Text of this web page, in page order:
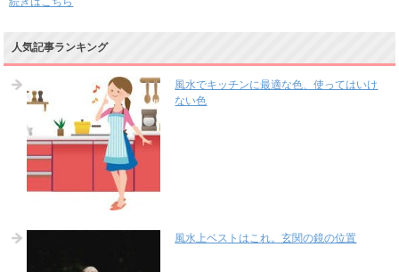
人気記事ランキング
風水でキッチンに最適な色、使ってはいけ
ない色
風水上ベストはこれ。玄関の鏡の位置